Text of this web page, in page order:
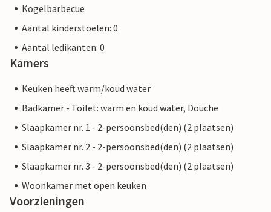
Kogelbarbecue
Aantal kinderstoelen: 0
Aantal ledikanten: 0
Kamers
Keuken heeft warm/koud water
Badkamer - Toilet: warm en koud water, Douche
Slaapkamer nr. 1 - 2-persoonsbed(den) (2 plaatsen)
Slaapkamer nr. 2 - 2-persoonsbed(den) (2 plaatsen)
Slaapkamer nr. 3 - 2-persoonsbed(den) (2 plaatsen)
Woonkamer met open keuken
Voorzieningen